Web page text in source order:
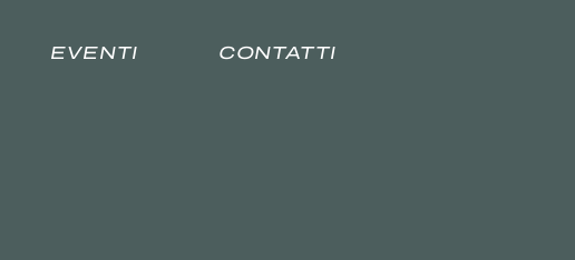
EVENTI CONTATTI